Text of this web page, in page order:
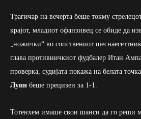
Трагичар на вечерта беше токму
крајот, младиот офанзивец се обиде да
„ножички“ во сопствениот
глава противничкиот фудбалер Итан
проверка, судијата покажа на белата
Луин беше прецизен за 1-1.
Тотенхем имаше свои шанси да го реши